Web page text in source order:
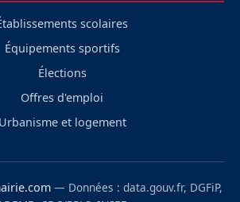
scolaires
Équipements sportifs
Élections
Offres d'emploi
Urbanisme et logement
— Données : data.gouv.fr, DGFiP,